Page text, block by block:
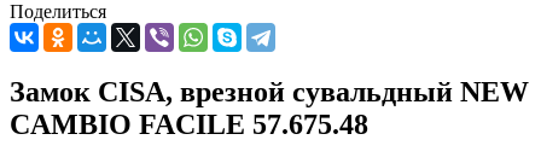
Поделиться
Замок CISA, врезной сувальдный NEW
CAMBIO FACILE 57.675.48